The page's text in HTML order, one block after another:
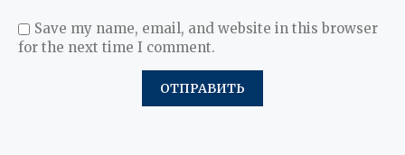
Save my name, email, and website in this browser
for the next time I comment.